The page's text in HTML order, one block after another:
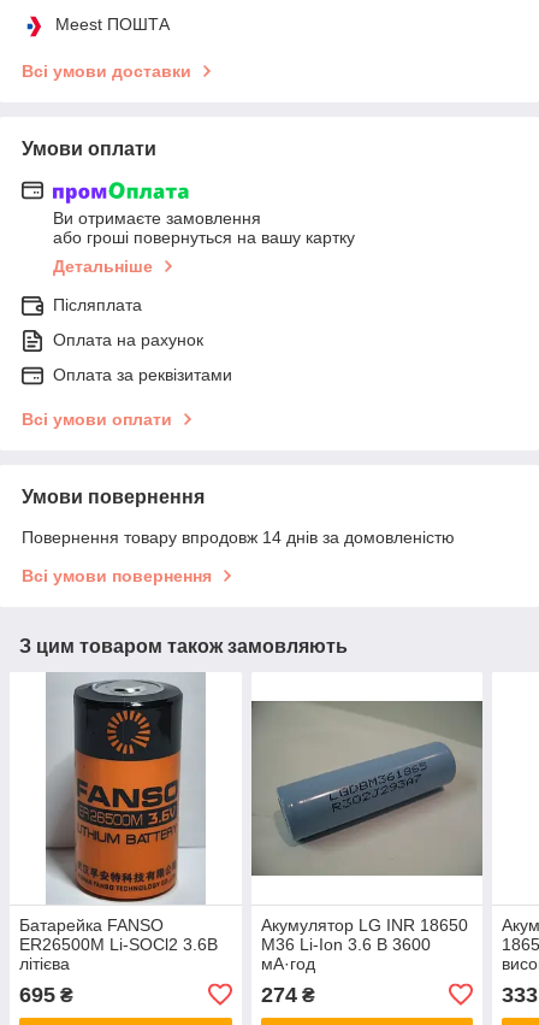
Meest ПОШТА
Всі умови доставки
Умови оплати
Ви отримаєте замовлення
або гроші повернуться на вашу картку
Детальніше
Післяплата
Оплата на рахунок
Оплата за реквізитами
Всі умови оплати
Умови повернення
Повернення товару впродовж 14 днів за домовленістю
Всі умови повернення
З цим товаром також замовляють
Батарейка FANSO
ER26500M Li-SOCl2 3.6В
літієва
695 ₴
Акумулятор LG INR 18650
M36 Li-Ion 3.6 В 3600
мА·год
274₴ 333